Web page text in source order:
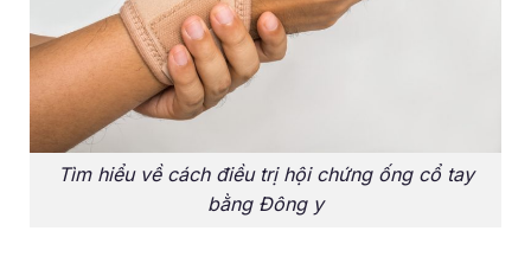
Tìm hiểu về cách điều trị hội chứng ống cổ tay
bằng Đông y